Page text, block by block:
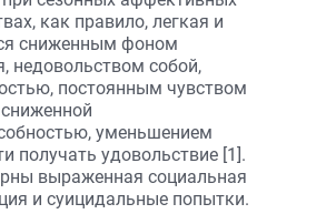
как правило, легкая и
сниженным фоном
недовольством собой,
постоянным чувством
уменьшением
получать удовольствие [1].
выраженная социальная
и суицидальные попытки.